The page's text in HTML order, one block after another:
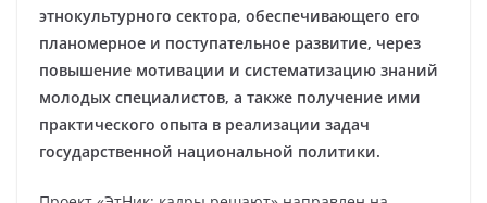
этнокультурного сектора, обеспечивающего его
планомерное и поступательное развитие, через
повышение мотивации и систематизацию знаний
молодых специалистов, а также получение ими
практического опыта в реализации задач
государственной национальной политики.